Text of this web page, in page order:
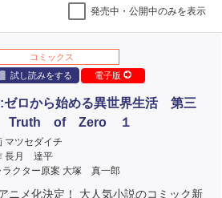
発売中・公開中のみを表示
コミックス
試し読みをする
電子版
ゼロから始める異世界生活 第三
Truth of Zero １
マツセダイチ
長月 達平
ラクター原案 大塚 真一郎
ニメ化決定！ 大人気小説のコミック新